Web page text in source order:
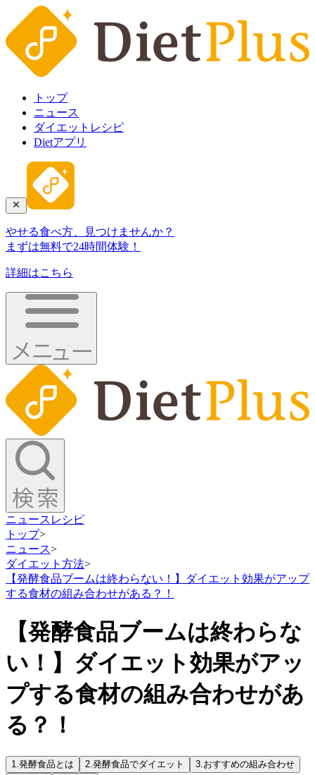
トップ
ニュース
ダイエットレシピ
Dietアプリ
やせる食べ方、見つけませんか？
まずは無料で24時間体験！
詳細はこちら
ニュース レシピ
トップ>
ニュース>
ダイエット方法>
【発酵食品ブームは終わらない！】ダイエット効果がアップ
する食材の組み合わせがある？！
【発酵食品ブームは終わらな
い！】ダイエット効果がアッ
プする食材の組み合わせがあ
る？！
1.発酵食品とは 2.発酵食品でダイエット 3.おすすめの組み合わせ